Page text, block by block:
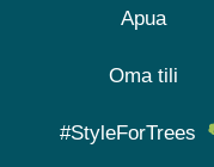
Apua
Oma tili
#StyleForTrees